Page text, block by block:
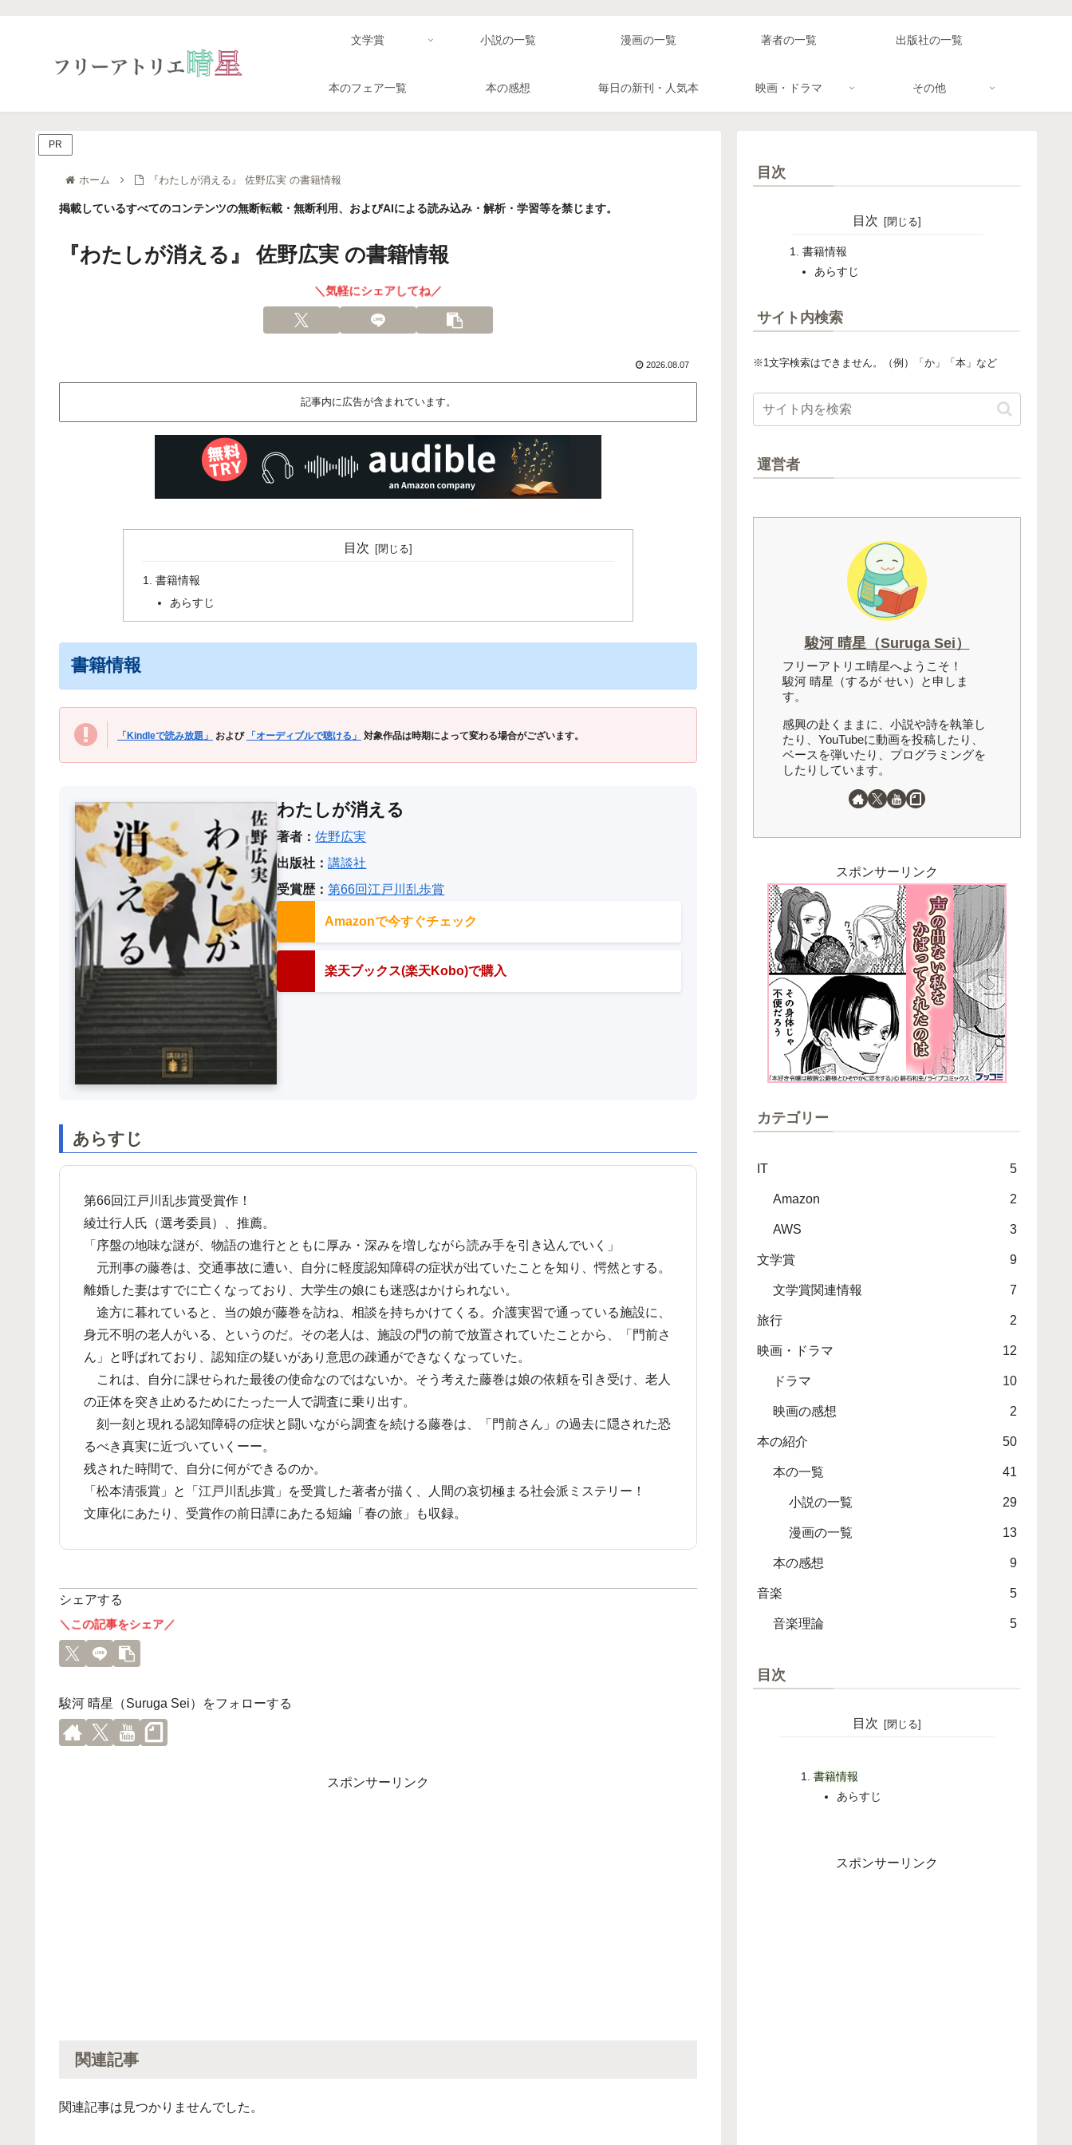
文学賞 小説の一覧 漫画の一覧 著者の一覧 出版社の一覧
本のフェア一覧 本の感想 毎日の新刊・人気本 映画・ドラマ その他
ホーム 『わたしが消える』 佐野広実 の書籍情報
掲載しているすべてのコンテンツの無断転載・無断利用、およびAIによる読み込み・解析・学習等を禁じます。
『わたしが消える』 佐野広実 の書籍情報
＼気軽にシェアしてね／
2026.08.07
記事内に広告が含まれています。
PR
目次
書籍情報
あらすじ
書籍情報
「Kindleで読み放題」 および 「オーディブルで聴ける」 対象作品は時期によって変わる場合がございます。
わたしが消える
著者：佐野広実
出版社：講談社
受賞歴：第66回江戸川乱歩賞
Amazonで今すぐチェック
楽天ブックス(楽天Kobo)で購入
あらすじ
第66回江戸川乱歩賞受賞作！
綾辻行人氏（選考委員）、推薦。
「序盤の地味な謎が、物語の進行とともに厚み・深みを増しながら読み手を引き込んでいく」
元刑事の藤巻は、交通事故に遭い、自分に軽度認知障碍の症状が出ていたことを知り、愕然とする。
離婚した妻はすでに亡くなっており、大学生の娘にも迷惑はかけられない。
途方に暮れていると、当の娘が藤巻を訪ね、相談を持ちかけてくる。介護実習で通っている施設に、
身元不明の老人がいる、というのだ。その老人は、施設の門の前で放置されていたことから、「門前さ
ん」と呼ばれており、認知症の疑いがあり意思の疎通ができなくなっていた。
これは、自分に課せられた最後の使命なのではないか。そう考えた藤巻は娘の依頼を引き受け、老人
の正体を突き止めるためにたった一人で調査に乗り出す。
刻一刻と現れる認知障碍の症状と闘いながら調査を続ける藤巻は、「門前さん」の過去に隠された恐
るべき真実に近づいていくーー。
残された時間で、自分に何ができるのか。
「松本清張賞」と「江戸川乱歩賞」を受賞した著者が描く、人間の哀切極まる社会派ミステリー！
文庫化にあたり、受賞作の前日譚にあたる短編「春の旅」も収録。
シェアする
＼この記事をシェア／
駿河 晴星（Suruga Sei）をフォローする
スポンサーリンク
関連記事
関連記事は見つかりませんでした。
目次
目次
書籍情報
あらすじ
サイト内検索
※1文字検索はできません。（例）「か」「本」など
運営者
駿河 晴星（Suruga Sei）
フリーアトリエ晴星へようこそ！
駿河 晴星（するが せい）と申しま
す。
感興の赴くままに、小説や詩を執筆し
たり、YouTubeに動画を投稿したり、
ベースを弾いたり、プログラミングを
したりしています。
スポンサーリンク
カテゴリー
IT 5
Amazon 2
AWS 3
文学賞 9
文学賞関連情報 7
旅行 2
映画・ドラマ 12
ドラマ 10
映画の感想 2
本の紹介 50
本の一覧 41
小説の一覧 29
漫画の一覧 13
本の感想 9
音楽 5
音楽理論 5
目次
目次
書籍情報
あらすじ
スポンサーリンク